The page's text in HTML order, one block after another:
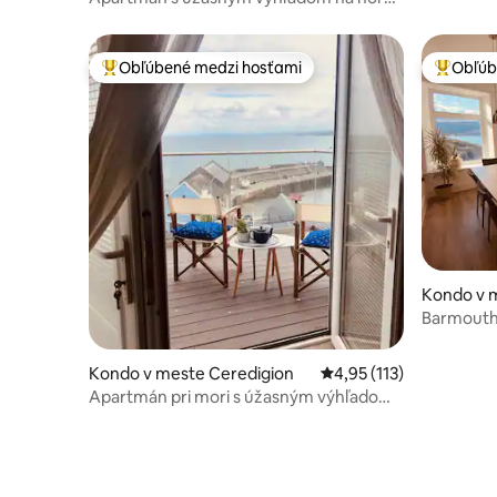
Najobľúbenejšie medzi hosťami
Obľúbené medzi hosťami
Kondo v meste Ceredigion Priemerné
4,95 (113)
Apartmán pri mori s úžasným výhľadom
Kondo v